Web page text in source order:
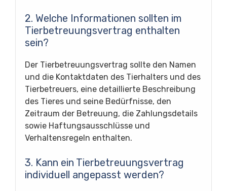
2. Welche Informationen sollten im
Tierbetreuungsvertrag enthalten
sein?
Der Tierbetreuungsvertrag sollte den Namen
und die Kontaktdaten des Tierhalters und des
Tierbetreuers, eine detaillierte Beschreibung
des Tieres und seine Bedürfnisse, den
Zeitraum der Betreuung, die Zahlungsdetails
sowie Haftungsausschlüsse und
Verhaltensregeln enthalten.
3. Kann ein Tierbetreuungsvertrag
individuell angepasst werden?